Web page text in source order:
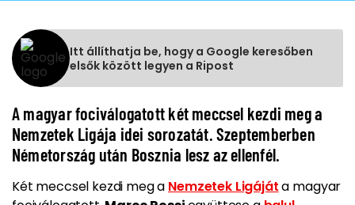
Itt állíthatja be, hogy a Google keresőben
elsők között legyen a Ripost
A magyar fociválogatott két meccsel kezdi meg a
Nemzetek Ligája idei sorozatát. Szeptemberben
Németország után Bosznia lesz az ellenfél.
Két meccsel kezdi meg a Nemzetek Ligájáta magyar